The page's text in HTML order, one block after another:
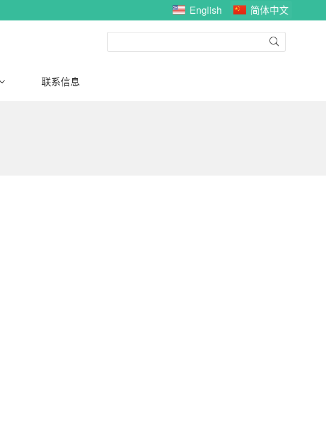
English 简体中文
联系信息